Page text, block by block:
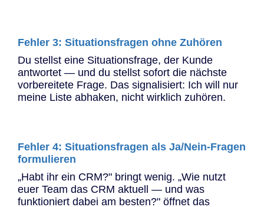
Fehler 3: Situationsfragen ohne Zuhören
Du stellst eine Situationsfrage, der Kunde
antwortet — und du stellst sofort die nächste
vorbereitete Frage. Das signalisiert: Ich will nur
meine Liste abhaken, nicht wirklich zuhören.
Fehler 4: Situationsfragen als Ja/Nein-Fragen
formulieren
„Habt ihr ein CRM?" bringt wenig. „Wie nutzt
euer Team das CRM aktuell — und was
funktioniert dabei am besten?" öffnet das